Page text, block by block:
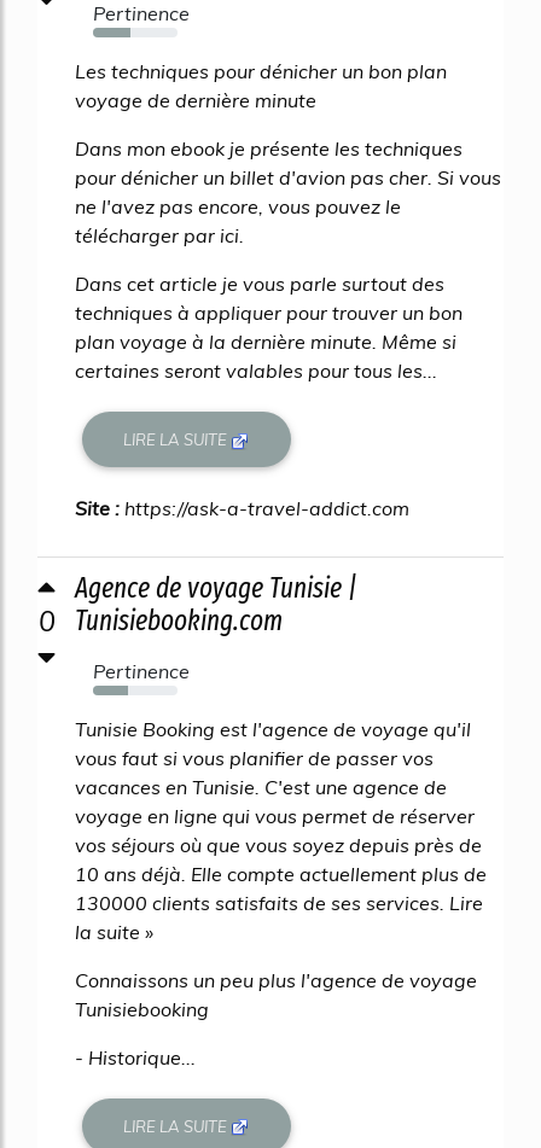
Pertinence
44%
Les techniques pour dénicher un bon plan
voyage de dernière minute
Dans mon ebook je présente les techniques
pour dénicher un billet d'avion pas cher. Si vous
ne l'avez pas encore, vous pouvez le
télécharger par ici.
Dans cet article je vous parle surtout des
techniques à appliquer pour trouver un bon
plan voyage à la dernière minute. Même si
certaines seront valables pour tous les...
LIRE LA SUITE
Site : https://ask-a-travel-addict.com
0
Agence de voyage Tunisie |
Tunisiebooking.com
Pertinence
41%
Tunisie Booking est l'agence de voyage qu'il
vous faut si vous planifier de passer vos
vacances en Tunisie. C'est une agence de
voyage en ligne qui vous permet de réserver
vos séjours où que vous soyez depuis près de
10 ans déjà. Elle compte actuellement plus de
130000 clients satisfaits de ses services. Lire
la suite »
Connaissons un peu plus l'agence de voyage
Tunisiebooking
- Historique...
LIRE LA SUITE